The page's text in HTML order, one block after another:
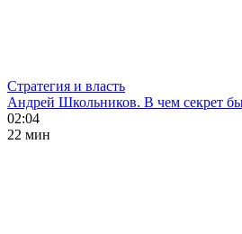
Стратегия и власть
Андрей Школьников. В чем секрет
02:04
22 мин